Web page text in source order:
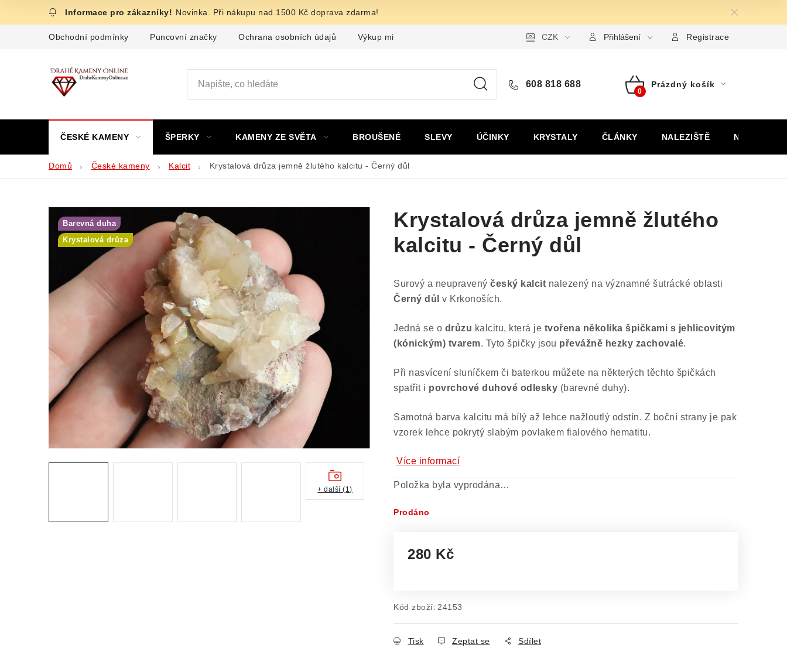
Novinka. Při nákupu nad 1500 Kč doprava zdarma!
Obchodní podmínky Puncovní značky Ochrana osobních údajů Výkup minerálů a drahých kamenů Formulář pro uplatnění reklamace Formulář pro odstoupení
CZK Přihlášení Registrace
608 818 688
Nákupní
Prázdný košík
ČESKÉ KAMENY ŠPERKY KAMENY ZE SVĚTA BROUŠENÉ SLEVY ÚČINKY KRYSTALY ČLÁNKY NALEZIŠTĚ NÁŠ PŘÍBĚH
Domů České kameny Kalcit Krystalová drůza jemně žlutého kalcitu - Černý důl
Krystalová drůza jemně žlutého
kalcitu - Černý důl
Surový a neupravený český kalcit nalezený na významné šutrácké oblasti
Černý důl v Krkonoších.
Jedná se o drůzu kalcitu, která je tvořena několika špičkami s jehlicovitým
(kónickým) tvarem. Tyto špičky jsou převážně hezky zachovalé.
Při nasvícení sluníčkem či baterkou můžete na některých těchto špičkách
spatřit i povrchové duhové odlesky (barevné duhy).
Samotná barva kalcitu má bílý až lehce nažloutlý odstín. Z boční strany je pak
vzorek lehce pokrytý slabým povlakem fialového hematitu.
Více informací
Položka byla vyprodána…
Prodáno
280 Kč
Kód zboží: 24153
Tisk Zeptat se Sdílet
Barevná duha
Krystalová drůza
+ další (1)